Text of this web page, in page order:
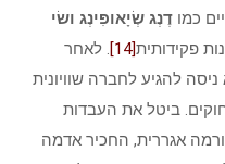
כמו דֶנְג שְׂיָאופִּינְג ושׂי
פקידותית[14]
. לאחר
ניסה להגיע לחברה שוויונית
ביטל את העבדות
אגררית, החכיר אדמה